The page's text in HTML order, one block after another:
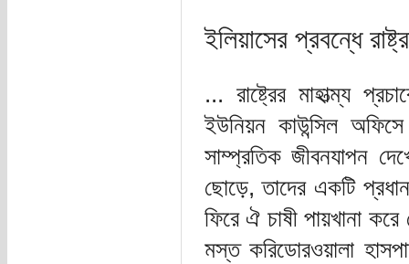
ইলিয়াসের প্রবন্ধে
... রাষ্ট্রের মাহাত্ম্য
ইউনিয়ন কাউন্সিল অফিসে
সাম্প্রতিক জীবনযাপন
ছোড়ে, তাদের একটি
ফিরে ঐ চাষী পায়খানা
মস্ত করিডোরওয়ালা